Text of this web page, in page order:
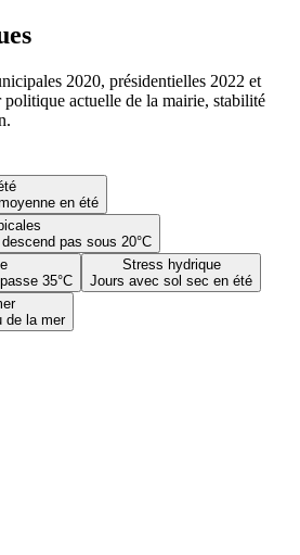
en été
pas sous 20°C
35°C
Stress hydrique
Jours avec sol sec en été
de la mer
2020, présidentielles 2022 et
actuelle de la mairie, stabilité